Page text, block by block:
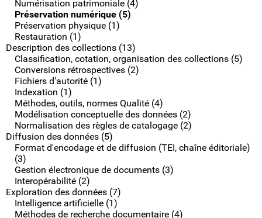
Numérisation patrimoniale (4)
Préservation numérique (5)
Préservation physique (1)
Restauration (1)
Description des collections (13)
Classification, cotation, organisation des collections (5)
Conversions rétrospectives (2)
Fichiers d'autorité (1)
Indexation (1)
Méthodes, outils, normes Qualité (4)
Modélisation conceptuelle des données (2)
Normalisation des règles de catalogage (2)
Diffusion des données (5)
Format d'encodage et de diffusion (TEI, chaîne éditoriale)
(3)
Gestion électronique de documents (3)
Interopérabilité (2)
Exploration des données (7)
Intelligence artificielle (1)
Méthodes de recherche documentaire (4)